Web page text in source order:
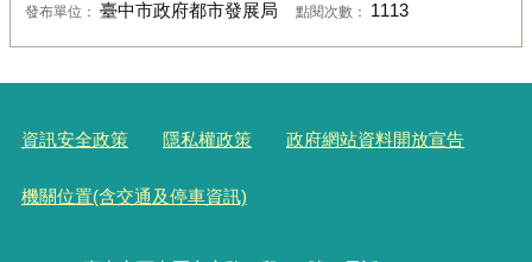
發布單位： 臺中市政府都市發展局 點閱次數： 1113
資訊安全政策 隱私權政策 政府網站資料開放宣告
機關位置(含交通及停車資訊)